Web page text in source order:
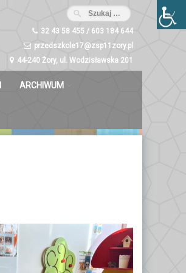
32 43 58 455 / 603 184 644
przedszkole17@zsp11zory.pl
44-240 Żory, ul. Wodzisławska 201
ARCHIWUM
Świetliki 2023/2024
Bystrzaki 2023/2024